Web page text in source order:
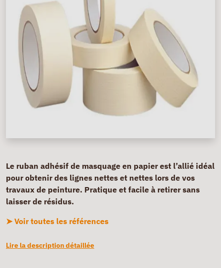
Le ruban adhésif de masquage en papier est l’allié idéal
pour obtenir des lignes nettes et nettes lors de vos
travaux de peinture. Pratique et facile à retirer sans
laisser de résidus.
➤ Voir toutes les références
Lire la description détaillée